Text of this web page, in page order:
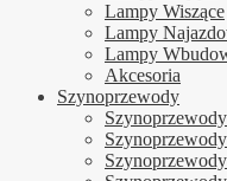
Lampy Wiszące
Lampy
Lampy
Akcesoria
Szynoprzewody